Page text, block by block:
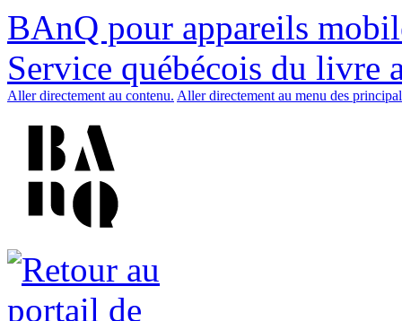
BAnQ pour appareils
Service québécois du livre
Aller directement au contenu. Aller directement au menu des